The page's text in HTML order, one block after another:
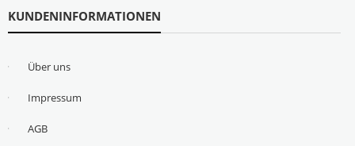
KUNDENINFORMATIONEN
Über uns
Impressum
AGB